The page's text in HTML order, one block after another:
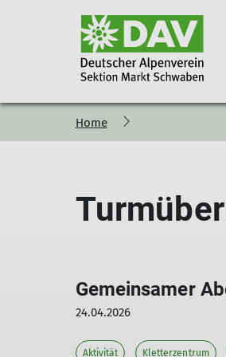
Programm
Anlage & Klettern
Familiengruppe
Mitglied werden
Unser Verein
Home
Gemeinsamer
24.04.2026
Aktivität Kletterzentrum